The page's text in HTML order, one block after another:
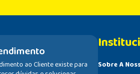
ao Cliente existe para
Sobre A